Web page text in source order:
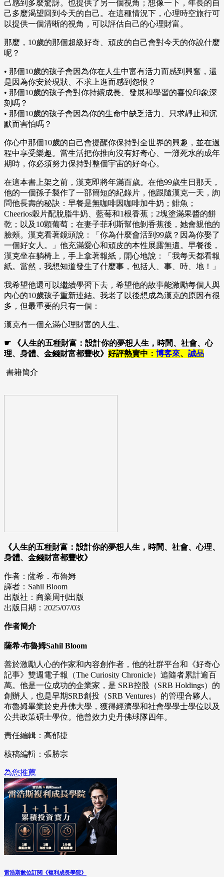
己感到多麼驚訝。也提供了另一個視角；想像一下，年長的自
己多麼渴望回到今天的自己。在這種情況下，心理時空旅行可
以提供一個清晰的視角，可以評估自己的心理財富。
那麼，10歲的那個超級好奇、頑皮的自己會對今天的你說什麼
呢？
• 那個10歲的孩子會因為你在人生中富有活力而感到興奮，還
是因為你安於現狀、不求上進而感到怨恨？
• 那個10歲的孩子會對你持續成長、發展和學習的喜悅印象深
刻嗎？
• 那個10歲的孩子會因為你的生命中缺乏活力、只求靜止和沉
默而害怕嗎？
你心中那個10歲的自己會提醒你保持對全世界的興趣，並在過
程中享受樂趣。當生活把你推向沒有好奇心、一灘死水的成年
期時，你必須努力保持對整個宇宙的好奇心。
在這本書上架之前，漢克即將年滿百歲。在他99歲生日那天，
他的一個孫子製作了一部簡短的紀錄片，他跟隨漢克一天，詢
問他長壽的秘訣：早餐是無咖啡因咖啡加牛奶；鯡魚；
Cheerios穀片配脫脂牛奶、藍莓和1根香蕉；2塊塗滿果醬的餅
乾；以及10顆葡萄；在妻子菲利斯幫他剝香蕉後，她會親他的
臉頰。漢克看著鏡頭說：「你為什麼會活到99歲？因為你娶了
一個好女人。」他充滿愛心和頑皮的本性展露無遺。早餐後，
漢克坐在躺椅上，手上拿著報紙，開心地說：「我每天都看報
紙。當然，我想知道發生了什麼事，包括人、事、時、地！」
我希望他還可以繼續學習下去，希望他的故事能激勵每個人與
內心的10歲孩子重新連結。我老了以後想成為漢克的原因有很
多，但最重要的只有一個：
漢克有一個充滿心理財富的人生。
☛ 《人生的五種財富：設計你的夢想人生，時間、社會、心
理、身體、金錢財富都豐收》 好評熱賣中： 博客來、 誠品
書籍簡介
《人生的五種財富：設計你的夢想人生，時間、社會、心理、
身體、金錢財富都豐收》
作者：薩希．布魯姆
譯者：Sahil Bloom
出版社：商業周刊出版
出版日期：2025/07/03
作者簡介
薩希‧布魯姆Sahil Bloom
善於激勵人心的作家和內容創作者，他的社群平台和《好奇心
記事》雙週電子報（The Curiosity Chronicle）追隨者累計逾百
萬。他是一位成功的企業家，是 SRB控股（SRB Holdings）的
創辦人，也是早期SRB創投（SRB Ventures）的管理合夥人。
布魯姆畢業於史丹佛大學，獲得經濟學和社會學學士學位以及
公共政策碩士學位。他曾效力史丹佛球隊四年。
責任編輯：高郁捷
核稿編輯：張勝宗
為您推薦
雷浩斯數位訂閱《複利成長學院》